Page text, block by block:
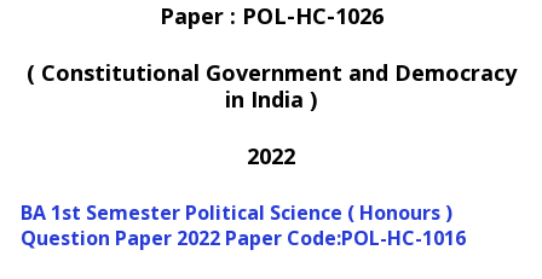
Paper : POL-HC-1026
( Constitutional Government and Democracy
in India )
2022
BA 1st Semester Political Science ( Honours )
Question Paper 2022 Paper Code:POL-HC-1016